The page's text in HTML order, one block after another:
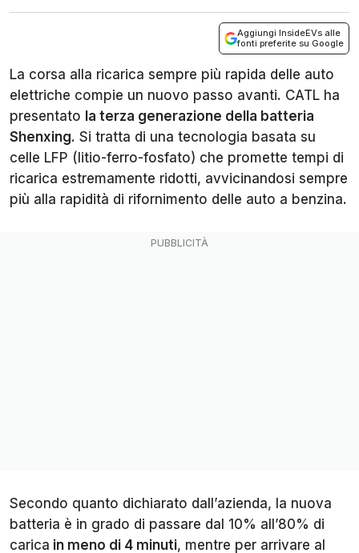
Aggiungi InsideEVs alle
fonti preferite su Google
La corsa alla ricarica sempre più rapida delle auto
elettriche compie un nuovo passo avanti. CATL ha
presentato la terza generazione della batteria
Shenxing. Si tratta di una tecnologia basata su
celle LFP (litio-ferro-fosfato) che promette tempi di
ricarica estremamente ridotti, avvicinandosi sempre
più alla rapidità di rifornimento delle auto a benzina.
Secondo quanto dichiarato dall’azienda, la nuova
batteria è in grado di passare dal 10% all’80% di
carica in meno di 4 minuti, mentre per arrivare al